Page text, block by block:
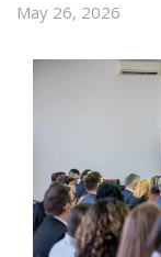
May 26, 2026